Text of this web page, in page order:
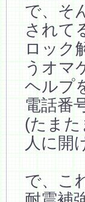
で、そ
されて
ロック
うオマ
ヘルプ
電話番
(たま
人に開
で、こ